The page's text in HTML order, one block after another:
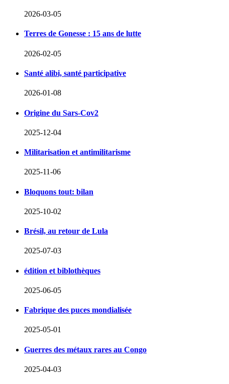
2026-03-05
Terres de Gonesse : 15 ans de lutte
2026-02-05
Santé alibi, santé participative
2026-01-08
Origine du Sars-Cov2
2025-12-04
Militarisation et antimilitarisme
2025-11-06
Bloquons tout: bilan
2025-10-02
Brésil, au retour de Lula
2025-07-03
édition et biblothèques
2025-06-05
Fabrique des puces mondialisée
2025-05-01
Guerres des métaux rares au Congo
2025-04-03